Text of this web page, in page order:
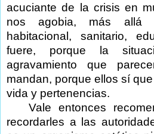
acuciante de la crisis en
nos agobia, más allá
habitacional, sanitario,
fuere, porque la
agravamiento que
mandan, porque ellos sí
vida y pertenencias.
Vale entonces
recordarles a las